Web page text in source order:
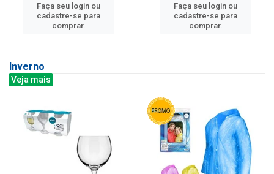
Faça seu login ou
cadastre-se para
comprar.
Faça seu login ou
cadastre-se para
comprar.
Inverno
Veja mais